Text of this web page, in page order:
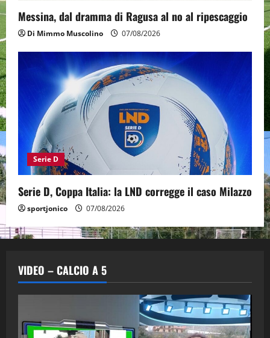
Messina, dal dramma di Ragusa al no al ripescaggio
Di Mimmo Muscolino 07/08/2026
Serie D
Serie D, Coppa Italia: la LND corregge il caso Milazzo
sportjonico 07/08/2026
VIDEO – CALCIO A 5